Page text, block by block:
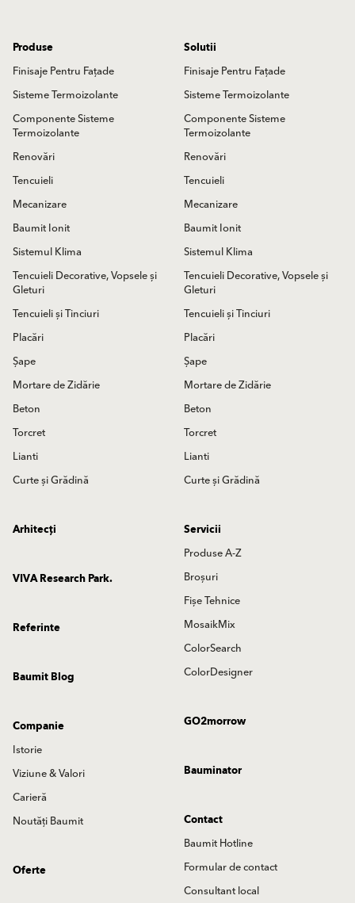
Produse
Finisaje Pentru Fațade
Sisteme Termoizolante
Componente Sisteme
Termoizolante
Renovări
Tencuieli
Mecanizare
Baumit Ionit
Sistemul Klima
Tencuieli Decorative, Vopsele și
Gleturi
Tencuieli și Tinciuri
Placări
Șape
Mortare de Zidărie
Beton
Torcret
Lianti
Curte și Grădină
Solutii
Finisaje Pentru Fațade
Sisteme Termoizolante
Componente Sisteme
Termoizolante
Renovări
Tencuieli
Mecanizare
Baumit Ionit
Sistemul Klima
Tencuieli Decorative, Vopsele și
Gleturi
Tencuieli și Tinciuri
Placări
Șape
Mortare de Zidărie
Beton
Torcret
Lianti
Curte și Grădină
Arhitecți
Servicii
Produse A-Z
Broșuri
Fișe Tehnice
MosaikMix
ColorSearch
ColorDesigner
VIVA Research Park.
Referinte
Baumit Blog
GO2morrow
Companie
Istorie
Viziune & Valori
Carieră
Noutăți Baumit
Bauminator
Contact
Baumit Hotline
Formular de contact
Consultant local
Oferte